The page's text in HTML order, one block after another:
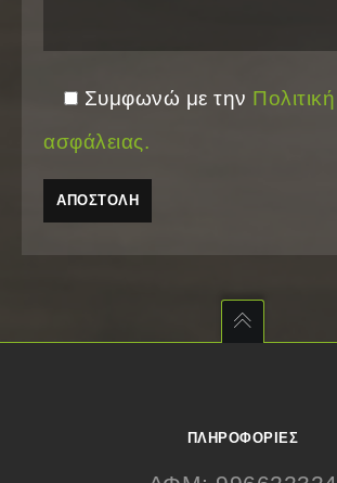
Συμφωνώ με την Πολιτική
ασφάλειας.
ΠΛΗΡΟΦΟΡΊΕΣ